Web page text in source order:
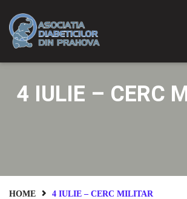
4 IULIE – CERC
HOME 4 IULIE – CERC MILITAR